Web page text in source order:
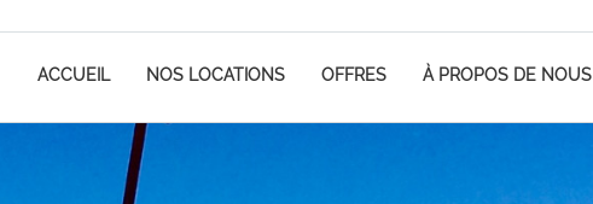
ACCUEIL NOS LOCATIONS OFFRES À PROPOS DE NOUS